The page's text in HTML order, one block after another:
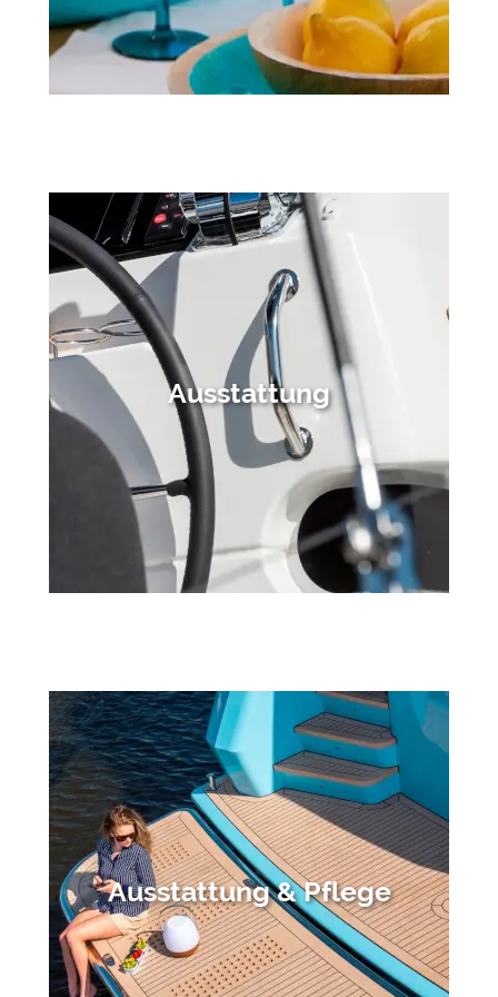
Ausstattung
Ausstattung & Pflege